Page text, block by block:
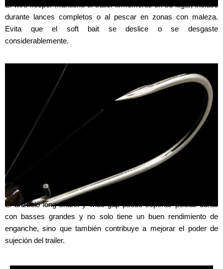
El wire keeper mantiene el trailer firmemente en su lugar, incluso
durante lances completos o al pescar en zonas con maleza.
Evita que el soft bait se deslice o se desgaste
considerablemente.
WIDE GAPE HEAVY WIRE HOOK
El anzuelo long shank y wide gap puede soportar peleas duras
con basses grandes y no solo tiene un buen rendimiento de
enganche, sino que también contribuye a mejorar el poder de
sujeción del trailer.